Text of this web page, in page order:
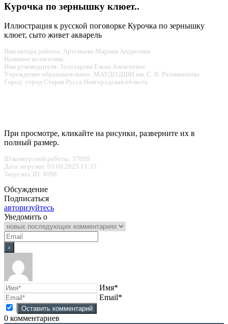
Курочка по зернышку клюет..
Иллюстрация к русской поговорке Курочка по зернышку
клюет, сыто живет акварель
Имя автора работы: Артемьева Марина Андреевна
Название коллектива:
Имя руководителя: Золотарева Елена Алексеевна
Учреждение образовательное: МАУДО ДШИ им. С. В. Рахманинова
Город: город Старая Русса Новгородская область
При просмотре, кликайте на рисунки, разверните их в
полный размер.
ID конкурсной работы: 37089
Дата загрузки: 03.09.2025 11:35
Загрузил, ID: 4098
Обсуждение
Подписаться
авторизуйтесь
Уведомить о
Имя*
Email*
0 комментариев